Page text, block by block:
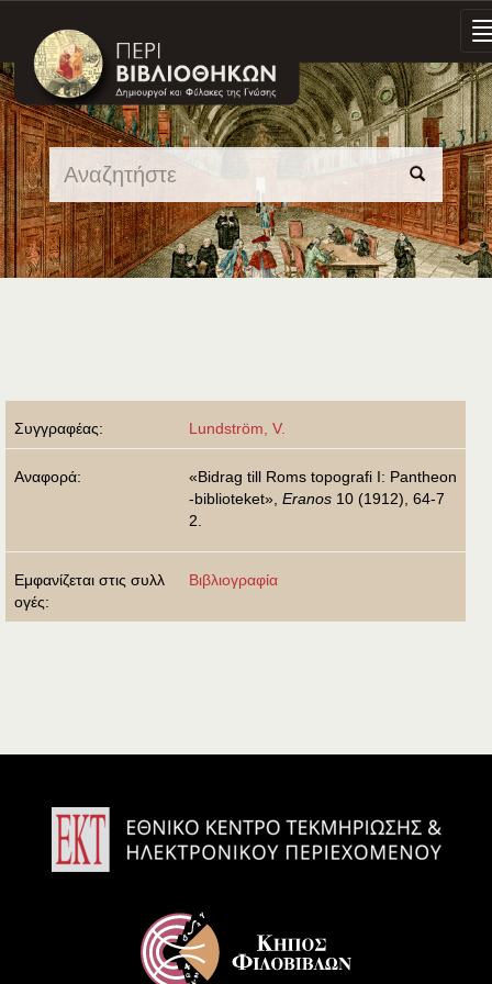
Skip
navigation
Συγγραφέας: Lundström, V.
Αναφορά:
«Bidrag till Roms topografi I: Pantheon
-biblioteket», Eranos10 (1912), 64-7
2.
Εμφανίζεται στις συλλ
ογές:
Βιβλιογραφία